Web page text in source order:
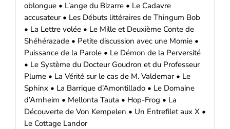
oblongue • L’ange du Bizarre • Le Cadavre
accusateur • Les Débuts littéraires de Thingum Bob
• La Lettre volée • Le Mille et Deuxième Conte de
Shéhérazade • Petite discussion avec une Momie •
Puissance de la Parole • Le Démon de la Perversité
• Le Système du Docteur Goudron et du Professeur
Plume • La Vérité sur le cas de M. Valdemar • Le
Sphinx • La Barrique d’Amontillado • Le Domaine
d’Arnheim • Mellonta Tauta • Hop-Frog • La
Découverte de Von Kempelen • Un Entrefilet aux X •
Le Cottage Landor